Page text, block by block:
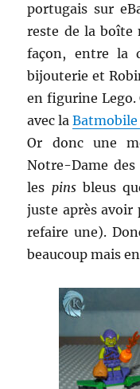
portugais sur
reste de la boîte
façon, entre la
bijouterie et
en figurine Lego.
avec laBatmobile
Or donc une
Notre-Dame des
les pinsbleus
juste après
refaire une).
beaucoup mais